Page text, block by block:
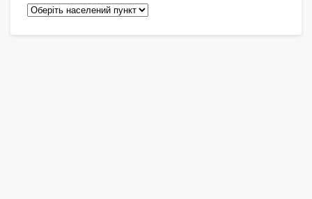
Педіатри